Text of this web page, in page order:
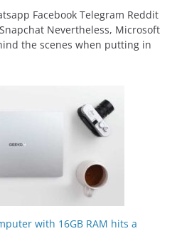
Facebook Telegram Reddit
Nevertheless, Microsoft
the scenes when putting in
with 16GB RAM hits a